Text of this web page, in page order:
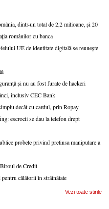
dintr-un total de 2,2 milioane, și 20
românilor cu banca
UE de identitate digitală se reunește
și nu au fost furate de hackeri
inclusiv CEC Bank
decât cu cardul, prin Ropay
escrocii se dau la telefon drept
probele privind pretinsa manipulare a
de Credit
călătorii în străinătate
Vezi toate stirile